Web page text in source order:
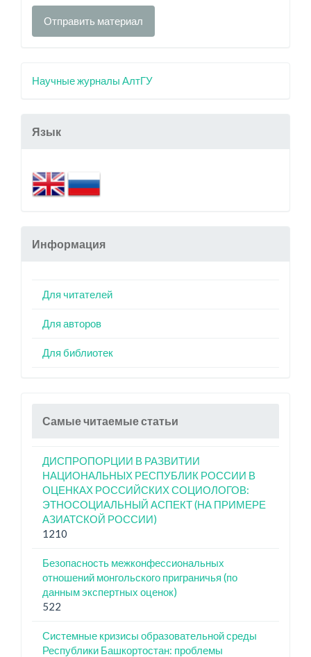
Отправить материал
Научные журналы АлтГУ
Язык
Информация
Для читателей
Для авторов
Для библиотек
Самые читаемые статьи
ДИСПРОПОРЦИИ В РАЗВИТИИ
НАЦИОНАЛЬНЫХ РЕСПУБЛИК РОССИИ В
ОЦЕНКАХ РОССИЙСКИХ СОЦИОЛОГОВ:
ЭТНОСОЦИАЛЬНЫЙ АСПЕКТ (НА ПРИМЕРЕ
АЗИАТСКОЙ РОССИИ)
1210
Безопасность межконфессиональных
отношений монгольского приграничья (по
данным экспертных оценок)
522
Системные кризисы образовательной среды
Республики Башкортостан: проблемы